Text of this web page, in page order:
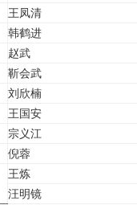
王凤清
韩鹤进
赵武
靳会武
刘欣楠
王国安
宗义江
倪蓉
王炼
汪明镜